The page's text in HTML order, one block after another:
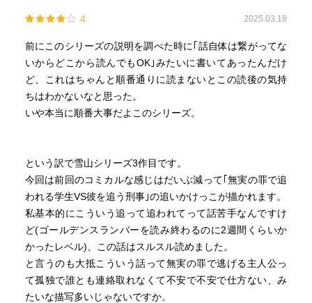
4 2025.03.18
前にこのシリーズの説明を調べた時に｢話自体は繋がってな
いからどこから読んでもOK｣みたいに書いてあったんだけ
ど、これはちゃんと順番通りに読まないとこの読後の気持
ちはわかないなと思った。
いや本当に順番大事だよこのシリーズ。
という訳で雪山シリーズ3作目です。
今回は前回のコミカルな感じはだいぶ減って｢無実の罪で追
われる学生VS彼を追う刑事｣の追いかけっこが描かれます。
私基本的にこういう追って追われてって話苦手なんですけ
ど(ゴールデンスランバーを読み終わるのに2週間くらいか
かったレベル)、この話はスルスル読めました。
と言うのも大抵こういう話って無実の罪で逃げる主人公っ
て孤独で誰とも連絡取れなくて不安で不安で仕方ない、み
たいな描写多いじゃないですか。